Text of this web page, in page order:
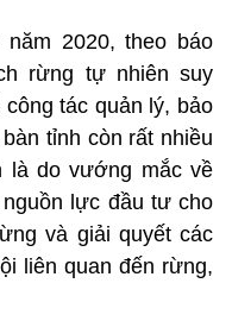
2020, theo báo
rừng tự nhiên suy
tác quản lý, bảo
tỉnh còn rất nhiều
là do vướng mắc về
lực đầu tư cho
và giải quyết các
liên quan đến rừng,